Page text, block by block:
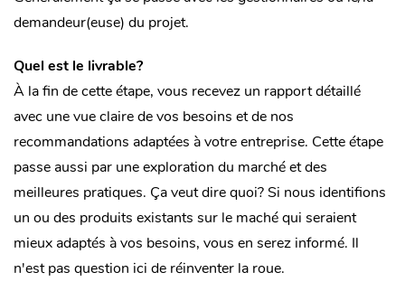
demandeur(euse) du projet.
Quel est le livrable?
À la fin de cette étape, vous recevez un rapport détaillé
avec une vue claire de vos besoins et de nos
recommandations adaptées à votre entreprise. Cette étape
passe aussi par une exploration du marché et des
meilleures pratiques. Ça veut dire quoi?Si nous identifions
un ou des produits existants sur le maché qui seraient
mieux adaptés à vos besoins, vous en serez informé. Il
n'est pas question ici de réinventer la roue.